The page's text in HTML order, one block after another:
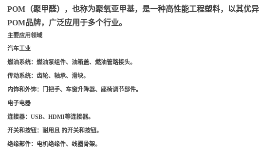
POM（聚甲醛）
，也称为聚氧亚甲基，是一种高性能工程塑料，以其优
POM品牌，广泛应用于多个行业。
主要应用领域
汽车工业
燃油系统：燃油泵组件、油箱盖、燃油管路接头。
传动系统：齿轮、轴承、滑块。
内饰和外饰：门把手、车窗升降器、座椅调节部件。
电子电器
连接器：USB、HDMI等连接器。
开关和按钮：耐用且 的开关和按钮。
绝缘部件：电机绝缘件、线圈骨架。